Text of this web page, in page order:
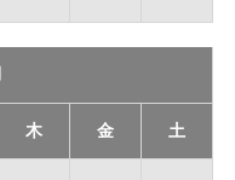
木 金 土